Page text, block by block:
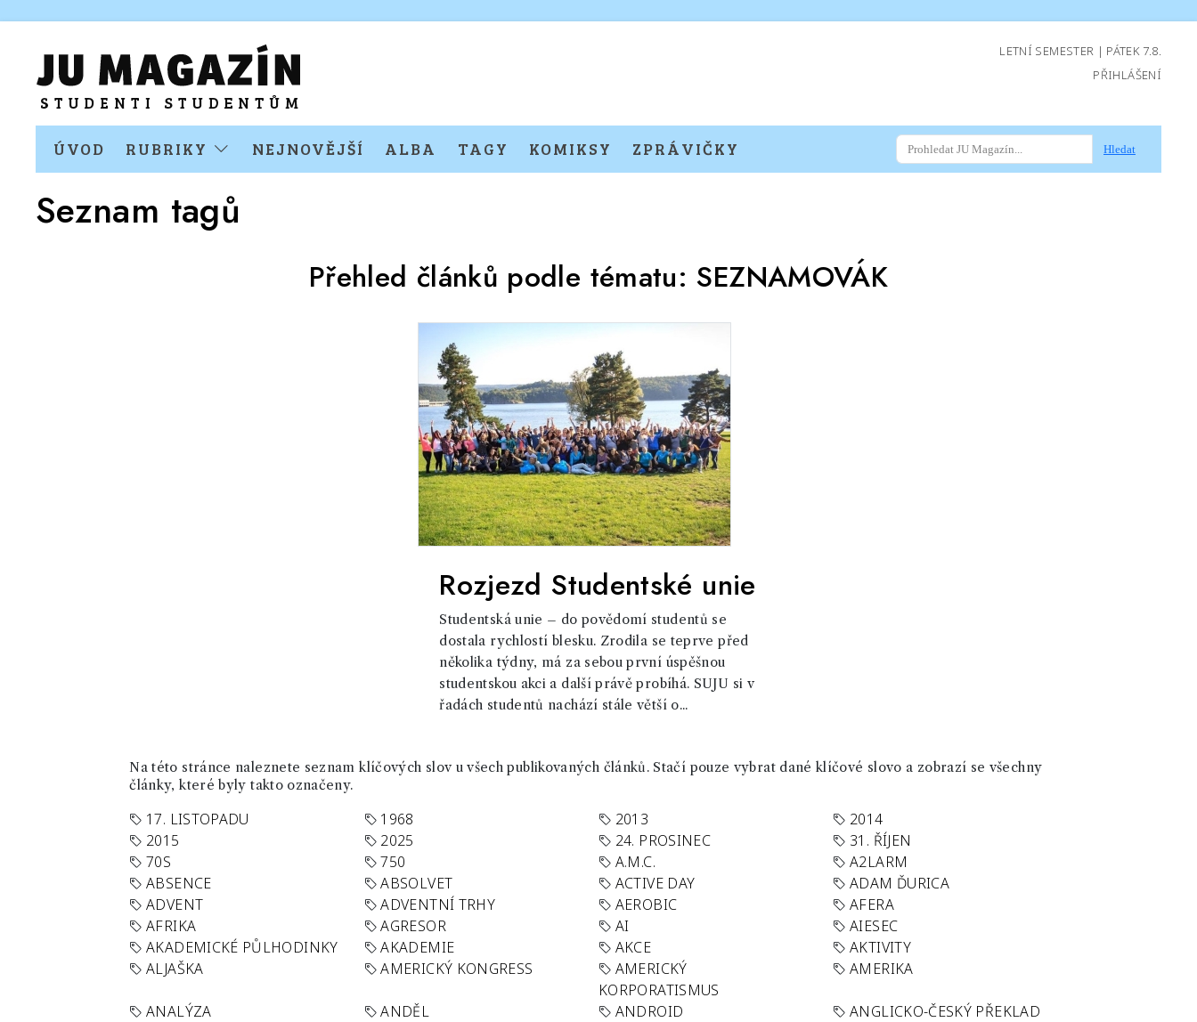
LETNÍ SEMESTER | PÁTEK 7.8.
PŘIHLÁŠENÍ
ÚVOD RUBRIKY NEJNOVĚJŠÍ ALBA TAGY KOMIKSY ZPRÁVIČKY Hledat
Seznam tagů
Přehled článků podle tématu:SEZNAMOVÁK
Rozjezd Studentské unie
Studentská unie – do povědomí studentů se
dostala rychlostí blesku. Zrodila se teprve před
několika týdny, má za sebou první úspěšnou
studentskou akci a další právě probíhá. SUJU si v
řadách studentů nachází stále větší o...
Na této stránce naleznete seznam klíčových slov u všech publikovaných článků. Stačí pouze vybrat dané klíčové slovo a zobrazí se všechny
články, které byly takto označeny.
17. LISTOPADU 1968 2013
2014
2015
2025 24. PROSINEC
31. ŘÍJEN
70S
750 A.M.C.
A2LARM
ABSENCE
ABSOLVET ACTIVE DAY
ADAM ĎURICA
ADVENT
ADVENTNÍ TRHY AEROBIC
AFERA
AFRIKA
AGRESOR AI
AIESEC
AKADEMICKÉ PŮLHODINKY
AKADEMIE AKCE
AKTIVITY
ALJAŠKA
AMERICKÝ KONGRESS
AMERICKÝ
KORPORATISMUS
AMERIKA
ANALÝZA ANDĚL ANDROID
ANGLICKO-ČESKÝ PŘEKLAD